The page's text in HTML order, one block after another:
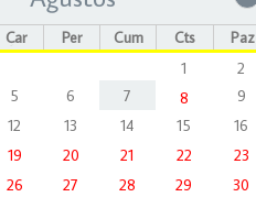
Çar Per Cum Cts
Paz
1
2
5 6 7 8
9
12 13 14 15
16
19 20 21 22
23
26 27 28 29
30